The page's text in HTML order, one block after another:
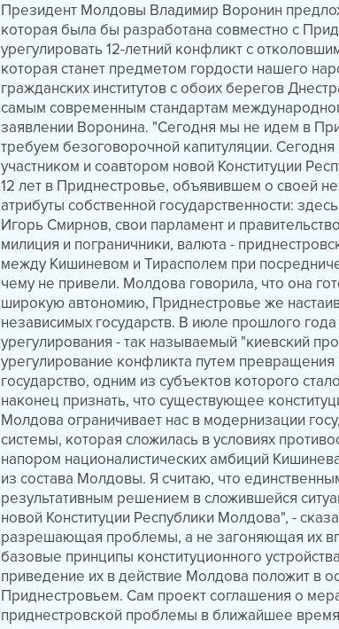
Президент Молдовы Владимир Воронин
которая была бы разработана совместно с
урегулировать 12-летний конфликт с
которая станет предметом гордости нашего
гражданских институтов с обоих берегов
самым современным стандартам
заявлении Воронина. "Сегодня мы не идем в
требуем безоговорочной капитуляции.
участником и соавтором новой Конституции
12 лет в Приднестровье, объявившем о своей
атрибуты собственной государственности:
Игорь Смирнов, свои парламент и
милиция и пограничники, валюта -
между Кишиневом и Тирасполем при
чему не привели. Молдова говорила, что она
широкую автономию, Приднестровье же
независимых государств. В июле прошлого
урегулирования - так называемый "киевский
урегулирование конфликта путем
государство, одним из субъектов которого
наконец признать, что существующее
Молдова ограничивает нас в модернизации
системы, которая сложилась в условиях
напором националистических амбиций
из состава Молдовы. Я считаю, что
результативным решением в сложившейся
новой Конституции Республики Молдова", -
разрешающая проблемы, а не загоняющая их
базовые принципы конституционного
приведение их в действие Молдова положит в
Приднестровьем. Сам проект соглашения о
приднестровской проблемы в ближайшее время